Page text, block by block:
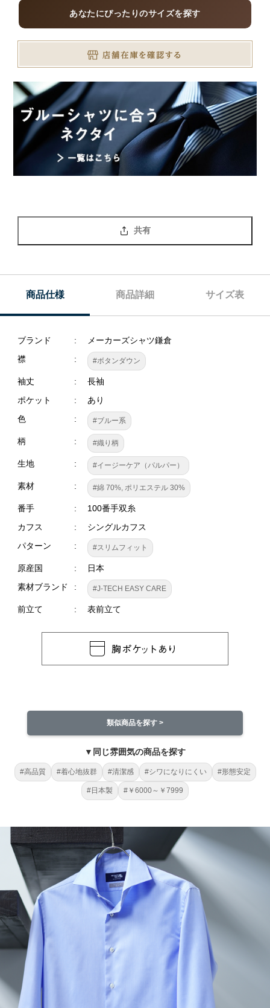
あなたにぴったりのサイズを探す
共有
商品仕様 商品詳細 サイズ表
ブランド
メーカーズシャツ鎌倉
襟
#ボタンダウン
袖丈
長袖
ポケット
あり
色
#ブルー系
柄 #織り柄
生地 #イージーケア（パルパー）
素材 #綿 70%, ポリエステル 30%
番手
100番手双糸
カフス
シングルカフス
パターン
#スリムフィット
原産国
日本
素材ブランド
#J-TECH EASY CARE
前立て 表前立て
類似商品を探す >
▼同じ雰囲気の商品を探す
#高品質 #着心地抜群 #清潔感 #シワになりにくい #形態安定
#日本製 #￥6000～￥7999